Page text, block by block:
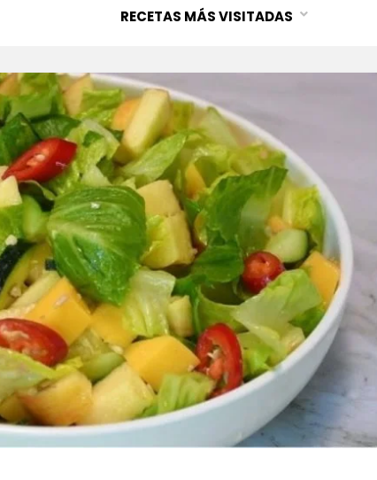
RECETAS MÁS VISITADAS